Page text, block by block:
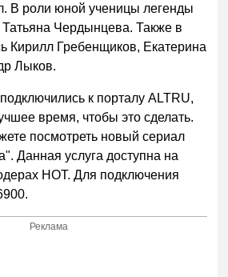
В роли юной ученицы легенды
Татьяна Чердынцева. Также в
Кирилл Гребенщиков, Екатерина
Лыков.
к порталу ALTRU,
время, чтобы это сделать.
посмотреть новый сериал
Данная услуга доступна на
HOT. Для подключения
Реклама